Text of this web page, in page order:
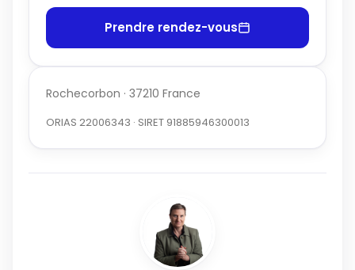
Prendre rendez-vous
Rochecorbon · 37210 France
ORIAS 22006343 · SIRET 91885946300013